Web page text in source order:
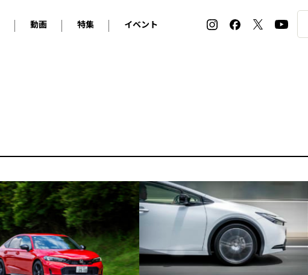
ランボルギーニ
マセラティ
アストン・マーティン
ベントレー
ケータハム
ジャガー
ランドローバー
ロータス
マクラーレン
MINI
モーガン
ロールス・ロイス
ボルボ
キャデラック
シボレー
ジープ
テスラ
ヒョンデ
動画 特集 イベント